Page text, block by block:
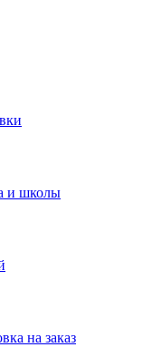
и школы
на заказ